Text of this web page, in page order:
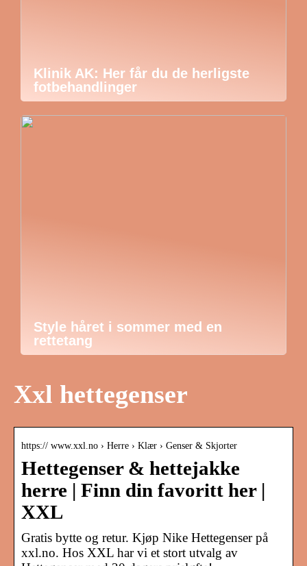
Klinik AK: Her får du de herligste
fotbehandlinger
Style håret i sommer med en
rettetang
Xxl hettegenser
https:// www.xxl.no › Herre › Klær › Genser & Skjorter
Hettegenser & hettejakke
herre | Finn din favoritt her |
XXL
Gratis bytte og retur. Kjøp Nike Hettegenser på
xxl.no. Hos XXL har vi et stort utvalg av